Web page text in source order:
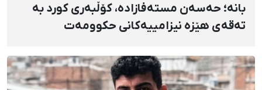
بانه؛ حەسەن مستەفازادە، کۆڵبەری کورد بە
تەقەی هێزە نیزامییەکانی حکوومەت